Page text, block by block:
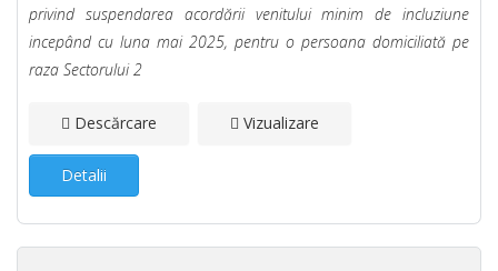
privind suspendarea acordării venitului minim de incluziune
incepând cu luna mai 2025, pentru o persoana domiciliată pe
raza Sectorului 2
Descărcare Vizualizare
Detalii